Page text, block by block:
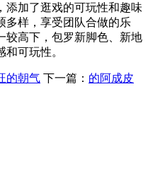
添加了逛戏的可玩性和趣味
多样，享受团队合做的乐
较高下，包罗新脚色、新地
可玩性。
的朝气 下一篇： 的阿成皮